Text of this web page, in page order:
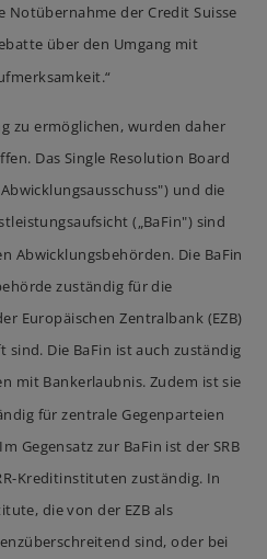
Notübernahme der Credit Suisse
über den Umgang mit
zu ermöglichen, wurden daher
Das Single Resolution Board
und die
(„BaFin") sind
Abwicklungsbehörden. Die BaFin
zuständig für die
Europäischen Zentralbank (EZB)
Die BaFin ist auch zuständig
mit Bankerlaubnis. Zudem ist sie
für zentrale Gegenparteien
Gegensatz zur BaFin ist der SRB
Kreditinstituten zuständig. In
die von der EZB als
sind, oder bei